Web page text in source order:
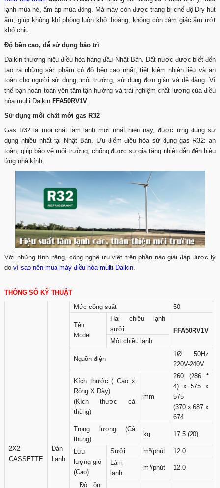
lạnh mùa hè, ấm áp mùa đông. Mà máy còn được trang bị chế độ Dry hút
ẩm, giúp không khí phòng luôn khô thoáng, không còn cảm giác ẩm ướt
khó chịu.
Độ bền cao, dễ sử dụng bảo trì
Daikin thương hiệu điều hòa hàng đầu Nhật Bản. Đất nước được biết đến
tạo ra những sản phẩm có độ bền cao nhất, tiết kiệm nhiên liệu và an
toàn cho người sử dụng, môi trường, sử dụng đơn giản và dễ dàng. Vì
thế bạn hoàn toàn yên tâm tận hưởng và trải nghiệm chất lượng của điều
hòa multi Daikin FFA50RV1V.
Sử dụng môi chất mới gas R32
Gas R32 là môi chất làm lạnh mới nhất hiện nay, được ứng dụng sử
dụng nhiều nhất tại Nhật Bản. Ưu điểm điều hòa sử dụng gas R32: an
toàn, giúp bảo vệ môi trường, chống được sự gia tăng nhiệt dẫn đến hiệu
ứng nhà kính.
Với những tính năng, công nghệ ưu việt trên phần nào giải đáp được lý
do vì sao nên mua máy điều hòa multi Daikin
THÔNG SỐ KỸ THUẬT
2X2
CASSETTE
Dàn
Lạnh
Mức công suất 50
Tên
Model
Hai chiều lạnh
sưởi
FFA50RV1V
Một chiều lạnh
Nguồn điện
1Ø 50Hz
220V-240V
Kích thước ( Cao x
Rộng X Dày)
(Kích thước cả
thùng)
mm
260 (286 *
4) x 575 x
575
(370 x 687 x
674
Trọng lượng (Cả
thùng)
kg 17.5 (20)
Lưu
lượng gió
(Cao)
Sưởi m³/phút
12.0
Làm
lạnh
m³/phút 12.0
Độ ồn: